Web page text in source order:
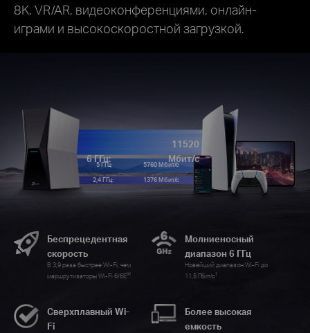
8K, VR/AR, видеоконференциями, онлайн-
играми и высокоскоростной загрузкой.
Беспрецедентная
скорость
В 3,9 раза быстрее Wi-Fi, чем
маршрутизаторы Wi-Fi 6/6E※
Молниеносный
диапазон 6 ГГц
Новейший диапазон Wi-Fi до
11,5 Гбит/с†
Сверхплавный Wi-
Fi
Более высокая
емкость
6 ГГц:
11520
Мбит/с
5 ГГц: 5760 Мбит/с
2,4 ГГц: 1376 Мбит/с